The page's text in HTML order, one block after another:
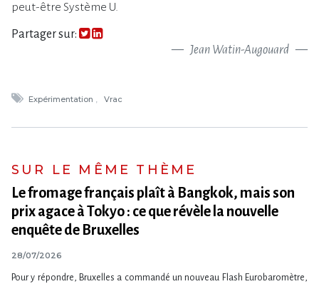
peut-être Système U.
Partager sur:
Jean Watin-Augouard
Expérimentation Vrac
SUR LE MÊME THÈME
Le fromage français plaît à Bangkok, mais son
prix agace à Tokyo : ce que révèle la nouvelle
enquête de Bruxelles
28/07/2026
Pour y répondre, Bruxelles a commandé un nouveau Flash Eurobaromètre,